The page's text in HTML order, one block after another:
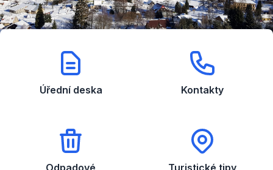
Úřední deska Kontakty
Odpadové
Turistické tipy